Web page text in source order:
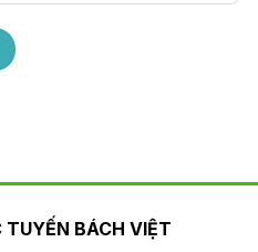
BÁCH VIỆT